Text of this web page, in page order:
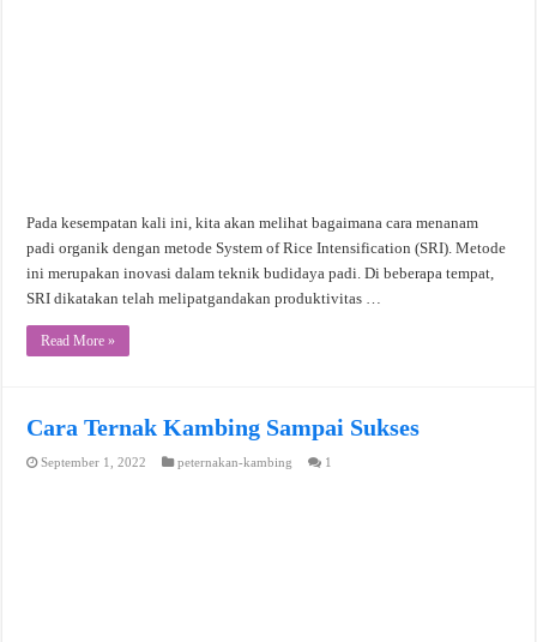
Pada kesempatan kali ini, kita akan melihat bagaimana cara menanam
padi organik dengan metode System of Rice Intensification (SRI). Metode
ini merupakan inovasi dalam teknik budidaya padi. Di beberapa tempat,
SRI dikatakan telah melipatgandakan produktivitas …
Read More »
Cara Ternak Kambing Sampai Sukses
September 1, 2022 peternakan-kambing 1